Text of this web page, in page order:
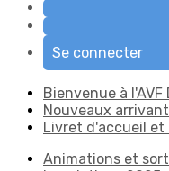
Se connecter
Bienvenue à l'AVF
Nouveaux
Livret d'accueil
Animations et